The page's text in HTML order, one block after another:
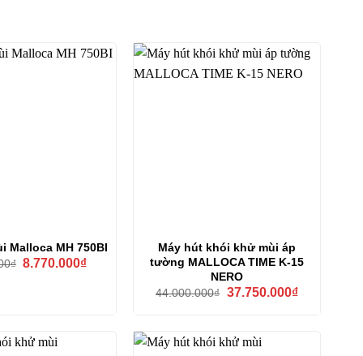
Malloca MH 750BI
₫ Giá
8.770.000₫Giá
Máy hút khói khử mùi áp
tường MALLOCA TIME K-15
NERO
44.000.000₫ Giá
37.750.000₫Giá